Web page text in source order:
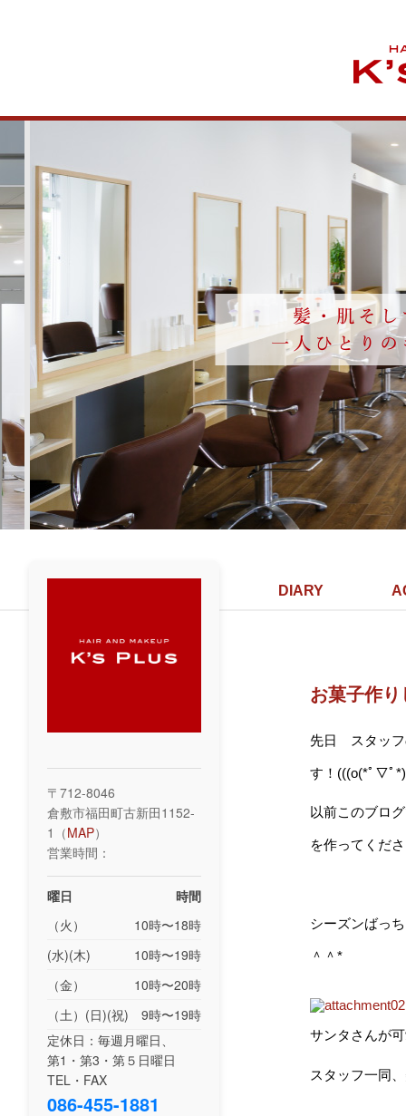
DIARY
お菓子作
先日 スタッフ
す！(((o(*ﾟ▽ﾟ
以前このブロ
を作ってくだ
シーズンばっ
＾＾*
サンタさんが
スタッフ一同
〒712-8046
倉敷市福田町古新田1152-
1（MAP）
営業時間：
曜日
時間
（火）
10時〜18時
(水)(木)
10時〜19時
（金）
10時〜20時
（土）(日)(祝)
9時〜19時
定休日：毎週月曜日、
第1・第3・第５日曜日
TEL・FAX
086-455-1881